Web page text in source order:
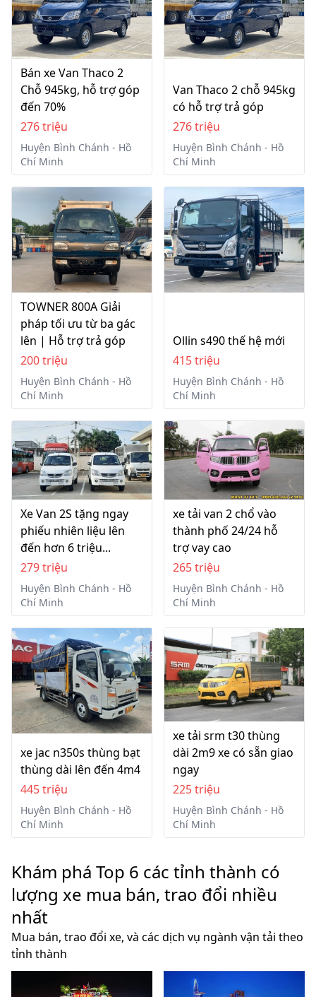
Bán xe Van Thaco 2
Chỗ 945kg, hỗ trợ góp
đến 70%
276 triệu
Huyện Bình Chánh - Hồ
Chí Minh
Van Thaco 2 chỗ 945kg
có hỗ trợ trả góp
276 triệu
Huyện Bình Chánh - Hồ
Chí Minh
TOWNER 800A Giải
pháp tối ưu từ ba gác
lên | Hỗ trợ trả góp
200 triệu
Huyện Bình Chánh - Hồ
Chí Minh
Ollin s490 thế hệ mới
415 triệu
Huyện Bình Chánh - Hồ
Chí Minh
Xe Van 2S tặng ngay
phiếu nhiên liệu lên
đến hơn 6 triệu...
279 triệu
Huyện Bình Chánh - Hồ
Chí Minh
xe tải van 2 chổ vào
thành phố 24/24 hỗ
trợ vay cao
265 triệu
Huyện Bình Chánh - Hồ
Chí Minh
xe jac n350s thùng bạt
thùng dài lên đến 4m4
445 triệu
Huyện Bình Chánh - Hồ
Chí Minh
xe tải srm t30 thùng
dài 2m9 xe có sẵn giao
ngay
225 triệu
Huyện Bình Chánh - Hồ
Chí Minh
Khám phá Top 6 các tỉnh thành có
lượng xe mua bán, trao đổi nhiều
nhất
Mua bán, trao đổi xe, và các dịch vụ ngành vận tải theo
tỉnh thành